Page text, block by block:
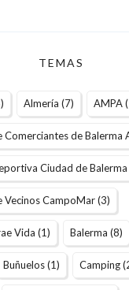
TEMAS
Almería (7) AMPA
Comerciantes de Balerma
Ciudad de Balerma
Vecinos CampoMar(3)
Vida (1) Balerma (8)
Buñuelos(1) Camping